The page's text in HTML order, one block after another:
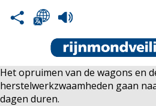
Het opruimen van de wagons en
herstelwerkzwaamheden gaan
dagen duren.